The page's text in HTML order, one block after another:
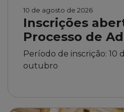
10 de agosto de 2026
Inscrições
Processo de
Período de inscrição: 10
outubro